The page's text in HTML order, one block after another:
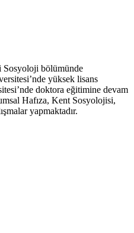
bölümünde
yüksek lisans
doktora eğitimine devam
Hafıza, Kent Sosyolojisi,
yapmaktadır.